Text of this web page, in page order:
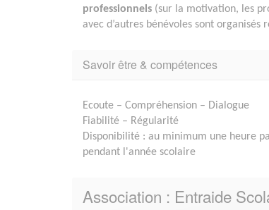
professionnels (sur la motivation, les
avec d’autres bénévoles sont
Savoir être & compétences
Ecoute – Compréhension – Dialogue
Fiabilité – Régularité
Disponibilité : au minimum une heure
pendant l'année scolaire
Association : Entraide